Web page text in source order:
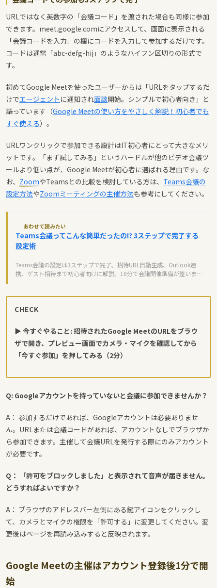
URLではなく英数字の「会議コード」を渡された場合も同様に参加
できます。meet.google.comにアクセスして、画面に表示される
「会議コードを入力」の欄にコードを入力して参加するだけです。
コードは通常「abc-defg-hij」のようなハイフン区切りの形式で
す。
初めてGoogle Meetを使ったユーザーからは「URLをタップするだ
けでエージェント に通知され面談開始。シンプルで初心者向き」と
語っています（Google Meetの使い方をやさしく解説！初心者でも
すぐ使える）。
URLワンクリックで参加できる設計はIT初心者にとって大きなメリ
ットです。「まず試してみる」というハードルが他のビデオ会議ツ
ールより低い点が、Google Meetが初心者に選ばれる理由です。な
お、 ZoomやTeamsとの比較を検討している方は、 Teams会議の
設定方法やZoomミーティングの主催方法も参考にしてください。
あわせて読みたい
Teams会議ってこんな簡単だったの!? 3ステップで完了する
設定術
Teams会議の設定は3ステップで完了。招待URL自動生成、Outlook連
携、ゲスト招待まで初心者向けに解説。10分で会議開催準備が整いま
CHECK
▶ 今すぐやること: 招待されたGoogle MeetのURLをブラウ
ザで開き、プレビュー画面でカメラ・マイクを確認してから
「今すぐ参加」を押してみる（2分）
Q: Googleアカウントを持っていないと会議に参加できませんか？
A： 参加するだけであれば、Googleアカウントは必要ありませ
ん。URLまたは会議コードがあれば、アカウントなしでブラウザか
ら参加できます。主催して会議URLを発行する際にのみアカウント
が必要です。
Q： 「許可をブロックしました」と表示されて音声が届きません。
どうすればよいですか？
A： ブラウザのアドレスバー左側にある鍵アイコンをクリックし
て、カメラとマイクの権限を「許可する」に変更してください。変
更後はページを再読み込みすると反映されます。
Google Meetの主催はアカウント登録後1分で開
始